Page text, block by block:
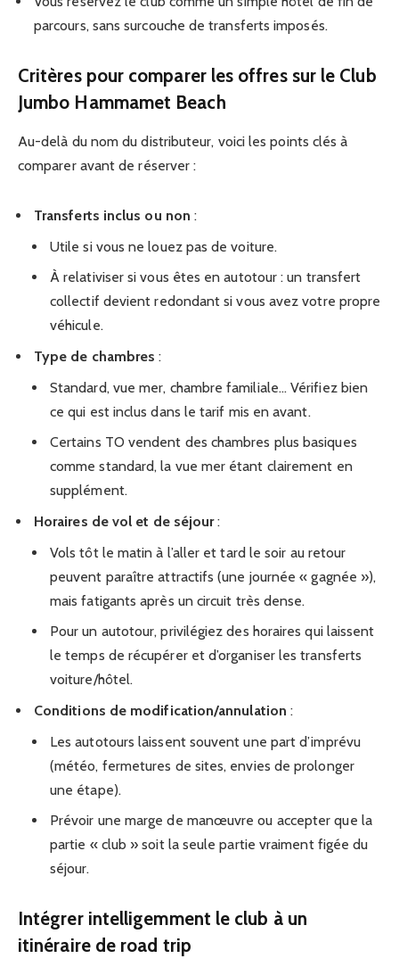
parcours, sans surcouche de transferts imposés.
Critères pour comparer les offres sur le Club
Jumbo Hammamet Beach
Au-delà du nom du distributeur, voici les points clés à
comparer avant de réserver :
Transferts inclus ou non :
Utile si vous ne louez pas de voiture.
À relativiser si vous êtes en autotour : un transfert
collectif devient redondant si vous avez votre propre
véhicule.
Type de chambres :
Standard, vue mer, chambre familiale… Vérifiez bien
ce qui est inclus dans le tarif mis en avant.
Certains TO vendent des chambres plus basiques
comme standard, la vue mer étant clairement en
supplément.
Horaires de vol et de séjour:
Vols tôt le matin à l’aller et tard le soir au retour
peuvent paraître attractifs (une journée « gagnée »),
mais fatigants après un circuit très dense.
Pour un autotour, privilégiez des horaires qui laissent
le temps de récupérer et d’organiser les transferts
voiture/hôtel.
Conditions de modification/annulation :
Les autotours laissent souvent une part d’imprévu
(météo, fermetures de sites, envies de prolonger
une étape).
Prévoir une marge de manœuvre ou accepter que la
partie « club » soit la seule partie vraiment figée du
séjour.
Intégrer intelligemment le club à un
itinéraire de road trip